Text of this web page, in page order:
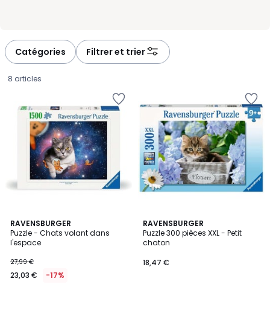
Catégories Filtrer et trier
8 articles
RAVENSBURGER
Puzzle - Chats volant dans
l'espace
€
au
27,99 €
23,03 € -17%
RAVENSBURGER
Puzzle 300 pièces XXL - Petit
chaton
18,47 €